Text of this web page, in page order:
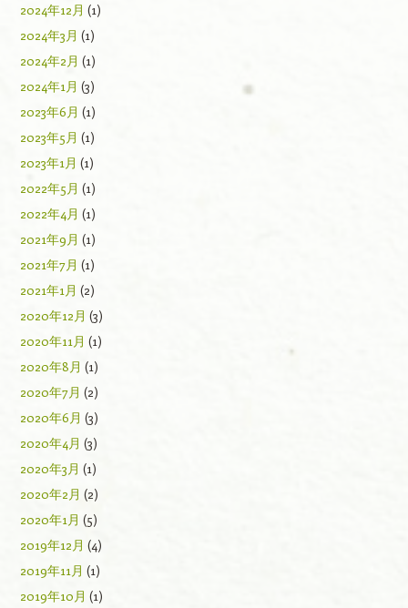
2024年12月 (1)
2024年3月 (1)
2024年2月 (1)
2024年1月 (3)
2023年6月 (1)
2023年5月 (1)
2023年1月 (1)
2022年5月 (1)
2022年4月 (1)
2021年9月 (1)
2021年7月 (1)
2021年1月 (2)
2020年12月 (3)
2020年11月 (1)
2020年8月 (1)
2020年7月 (2)
2020年6月 (3)
2020年4月 (3)
2020年3月 (1)
2020年2月 (2)
2020年1月 (5)
2019年12月 (4)
2019年11月 (1)
2019年10月 (1)